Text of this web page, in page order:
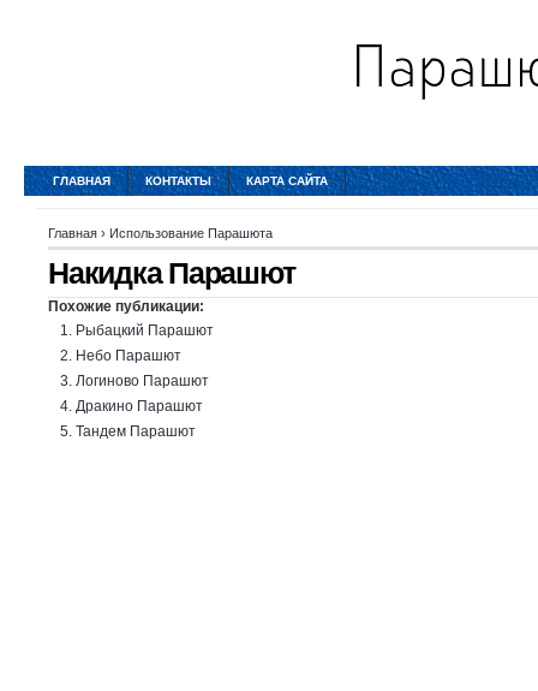
ГЛАВНАЯ КОНТАКТЫ КАРТА САЙТА
Главная › Использование Парашюта
Накидка Парашют
Похожие публикации:
Рыбацкий Парашют
Небо Парашют
Логиново Парашют
Дракино Парашют
Тандем Парашют